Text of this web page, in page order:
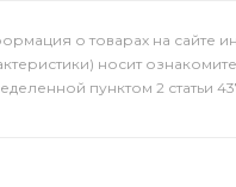
о товарах на сайте
носит
пунктом 2 статьи